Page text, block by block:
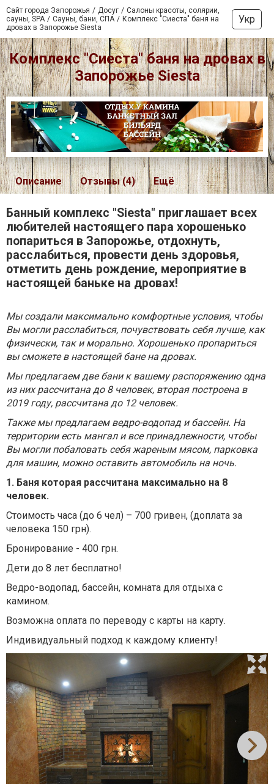
Сайт города Запорожья Досуг
Салоны красоты, солярии,
сауны, SPA
Сауны, бани, СПА
Комплекс "Сиеста" баня на
дровах в Запорожье Siesta
Укр
Комплекс "Сиеста" баня на дровах в
Запорожье Siesta
Описание Отзывы (4) Ещё
Банный комплекс "Siesta" приглашает всех
любителей настоящего пара хорошенько
попариться в Запорожье, отдохнуть,
расслабиться, провести день здоровья,
отметить день рождение, мероприятие в
настоящей баньке на дровах!
Мы создали максимально комфортные условия, чтобы
Вы могли расслабиться, почувствовать себя лучше, как
физически, так и морально. Хорошенько пропариться
вы сможете в настоящей бане на дровах.
Мы предлагаем две бани к вашему распоряжению одна
из них рассчитана до 8 человек, вторая построена в
2019 году, рассчитана до 12 человек.
Также мы предлагаем ведро-водопад и бассейн. На
территории есть мангал и все принадлежности, чтобы
Вы могли побаловать себя жареным мясом, парковка
для машин, можно оставить автомобиль на ночь.
1. Баня которая рассчитана максимально на 8
человек.
Стоимость часа (до 6 чел) – 700 гривен, (доплата за
человека 150 грн).
Бронирование - 400 грн.
Дети до 8 лет бесплатно!
Ведро-водопад, бассейн, комната для отдыха с
камином.
Возможна оплата по переводу с карты на карту.
Индивидуальный подход к каждому клиенту!